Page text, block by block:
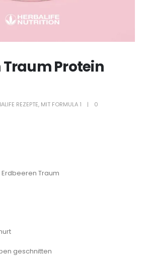
Traum Protein
REZEPTE, MIT FORMULA 1
0
Erdbeeren Traum
geschnitten